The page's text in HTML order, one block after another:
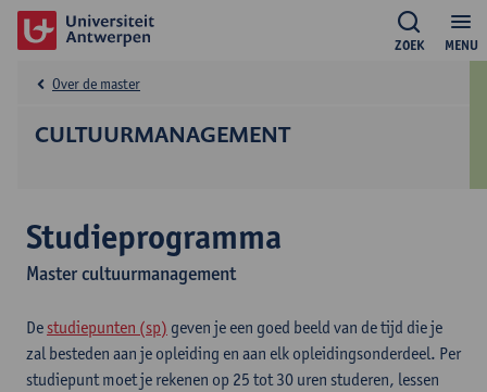
MENU
ZOEK
CULTUURMANAGEMENT
Over de master
Studieprogramma
Master cultuurmanagement
De studiepunten (sp) geven je een goed beeld van de tijd die je
zal besteden aan je opleiding en aan elk opleidingsonderdeel. Per
studiepunt moet je rekenen op 25 tot 30 uren studeren, lessen